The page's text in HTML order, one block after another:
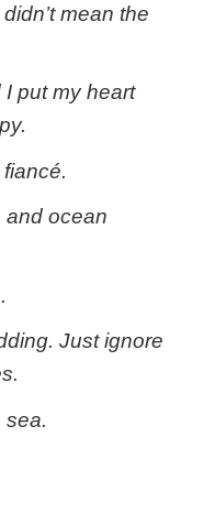
mean the
put my heart
and ocean
Just ignore
sea.